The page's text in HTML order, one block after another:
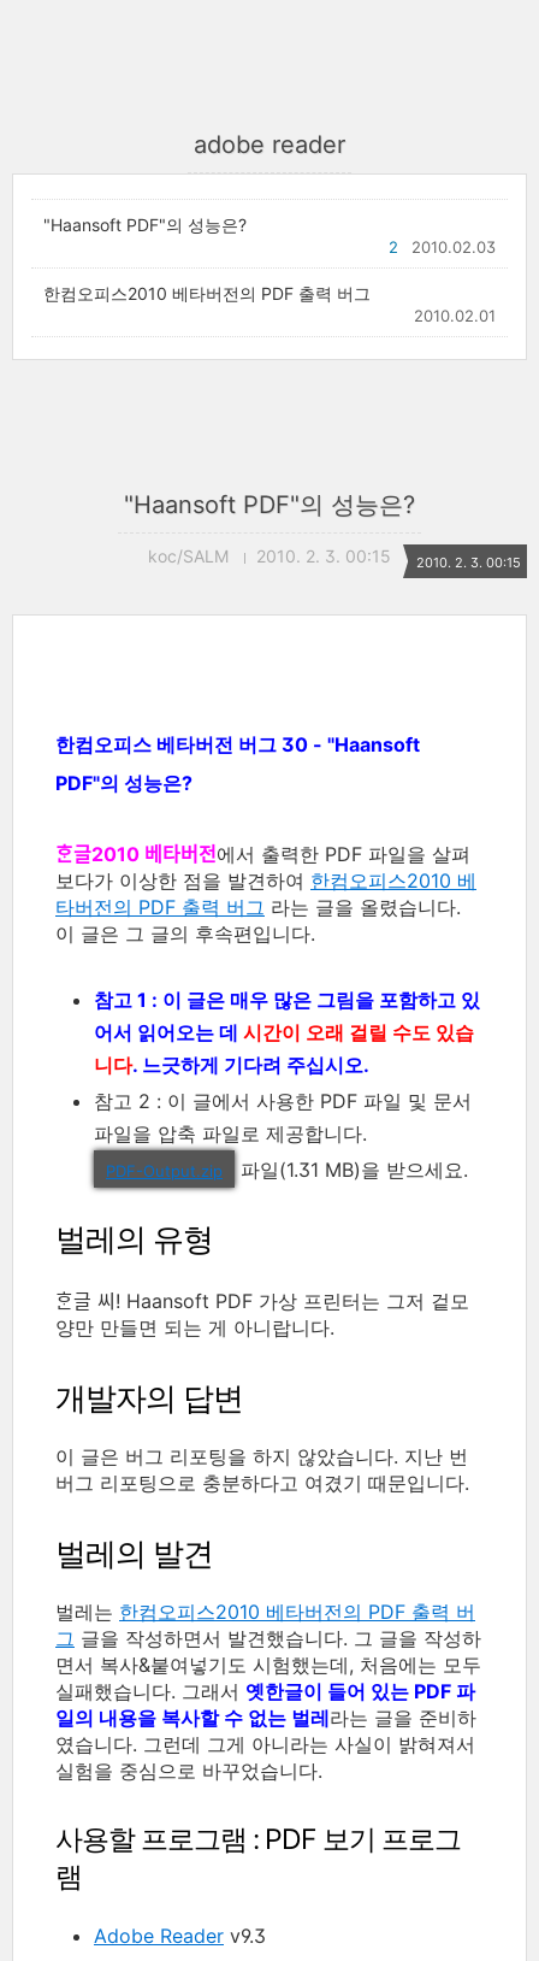
adobe reader
"Haansoft PDF"의 성능은?
2010.02.03
2
한컴오피스2010 베타버전의 PDF 출력 버그
2010.02.01
"Haansoft PDF"의 성능은?
koc/SALM 2010. 2. 3. 00:15 2010. 2. 3. 00:15
한컴오피스 베타버전 버그 30 - "Haansoft
PDF"의 성능은?
ᄒᆞᆫ글2010 베타버전에서 출력한 PDF 파일을 살펴
보다가 이상한 점을 발견하여 한컴오피스2010 베
타버전의 PDF 출력 버그 라는 글을 올렸습니다.
이 글은 그 글의 후속편입니다.
참고 1 : 이 글은 매우 많은 그림을 포함하고 있
어서 읽어오는 데 시간이 오래 걸릴 수도 있습
니다. 느긋하게 기다려 주십시오.
참고 2 : 이 글에서 사용한 PDF 파일 및 문서
파일을 압축 파일로 제공합니다.
PDF-Output.zip 파일(1.31 MB)을 받으세요.
벌레의 유형
ᄒᆞᆫ글 씨! Haansoft PDF 가상 프린터는 그저 겉모
양만 만들면 되는 게 아니랍니다.
개발자의 답변
이 글은 버그 리포팅을 하지 않았습니다. 지난 번
버그 리포팅으로 충분하다고 여겼기 때문입니다.
벌레의 발견
벌레는 한컴오피스2010 베타버전의 PDF 출력 버
그 글을 작성하면서 발견했습니다. 그 글을 작성하
면서 복사&붙여넣기도 시험했는데, 처음에는 모두
실패했습니다. 그래서 옛한글이 들어 있는 PDF 파
일의 내용을 복사할 수 없는 벌레라는 글을 준비하
였습니다. 그런데 그게 아니라는 사실이 밝혀져서
실험을 중심으로 바꾸었습니다.
사용할 프로그램 : PDF 보기 프로그
램
Adobe Reader v9.3